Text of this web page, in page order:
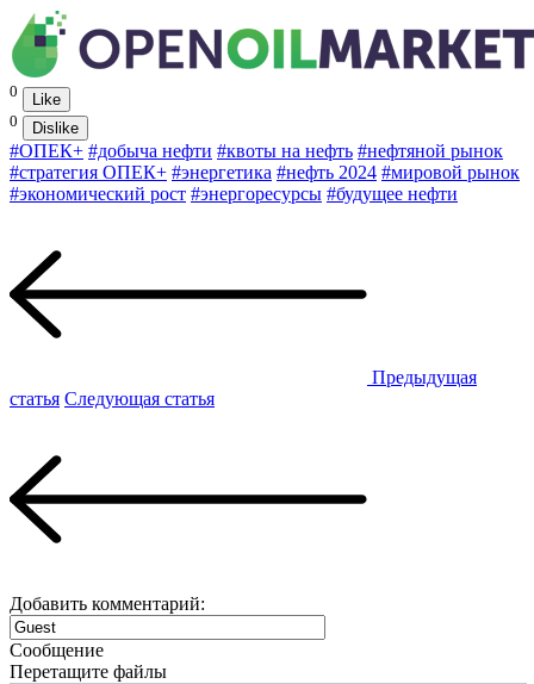
0
Like
0
Dislike
#ОПЕК+ #добыча нефти #квоты на нефть #нефтяной рынок
#стратегия ОПЕК+ #энергетика #нефть 2024 #мировой рынок
#экономический рост #энергоресурсы #будущее нефти
Предыдущая
статья Следующая статья
Добавить комментарий:
Сообщение
Перетащите файлы